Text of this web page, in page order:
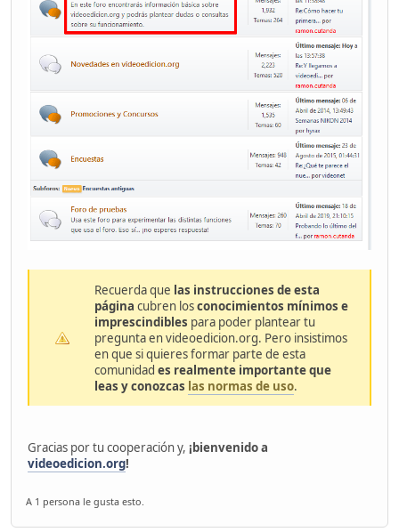
Recuerda que las instrucciones de esta
página cubren losconocimientos mínimos e
imprescindibles para poder plantear tu
pregunta en videoedicion.org. Pero insistimos
en que si quieres formar parte de esta
comunidades realmente importante que
leas y conozcas las normas de uso.
Gracias por tu cooperación y, ¡bienvenido a
videoedicion.org!
A 1 persona le gusta esto.